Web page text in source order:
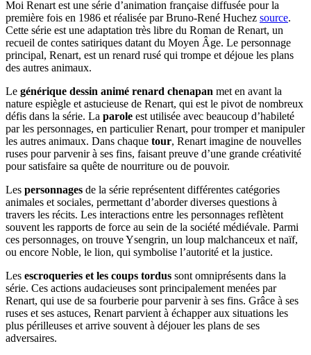
Moi Renart est une série d’animation française diffusée pour la
première fois en 1986 et réalisée par Bruno-René Huchez source.
Cette série est une adaptation très libre du Roman de Renart, un
recueil de contes satiriques datant du Moyen Âge. Le personnage
principal, Renart, est un renard rusé qui trompe et déjoue les plans
des autres animaux.
Le générique dessin animé renard chenapan met en avant la
nature espiègle et astucieuse de Renart, qui est le pivot de nombreux
défis dans la série. La parole est utilisée avec beaucoup d’habileté
par les personnages, en particulier Renart, pour tromper et manipuler
les autres animaux. Dans chaque tour, Renart imagine de nouvelles
ruses pour parvenir à ses fins, faisant preuve d’une grande créativité
pour satisfaire sa quête de nourriture ou de pouvoir.
Les personnages de la série représentent différentes catégories
animales et sociales, permettant d’aborder diverses questions à
travers les récits. Les interactions entre les personnages reflètent
souvent les rapports de force au sein de la société médiévale. Parmi
ces personnages, on trouve Ysengrin, un loup malchanceux et naïf,
ou encore Noble, le lion, qui symbolise l’autorité et la justice.
Les escroqueries et les coups tordus sont omniprésents dans la
série. Ces actions audacieuses sont principalement menées par
Renart, qui use de sa fourberie pour parvenir à ses fins. Grâce à ses
ruses et ses astuces, Renart parvient à échapper aux situations les
plus périlleuses et arrive souvent à déjouer les plans de ses
adversaires.